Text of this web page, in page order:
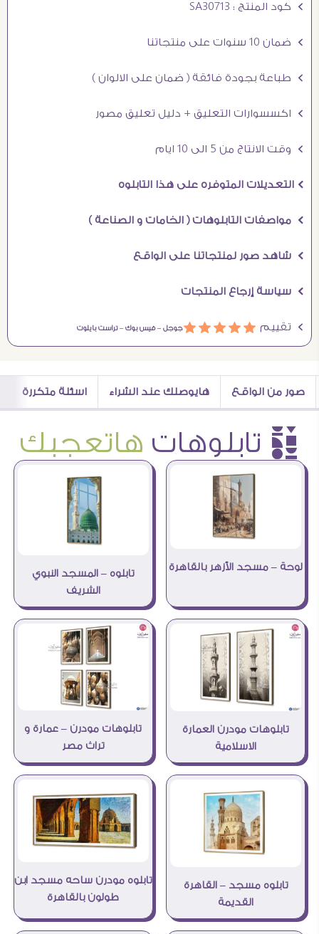
Ö كود المنتج : SA30713
Ö ضمان 10 سنوات على منتجاتنا
Ö طباعة بجودة فائقة ( ضمان على الالوان )
Ö اكسسوارات التعليق + دليل تعليق مصور
Ö وقت الانتاج من 5 الى 10 ايام
Ö التعديلات المتوفره على هذا التابلوه
Ö مواصفات التابلوهات ( الخامات و الصناعة )
Ö شاهد صور لمنتجاتنا على الواقع
Ö سياسة إرجاع المنتجات
Ö تقييم áááááجوجل –فيس بوك –تراست بايلوت
صور من الواقع هايوصلك عند الشراء اسئلة متكررة
è تابلوهات هاتعجبك
لوحة – مسجد الأزهر بالقاهرة
تابلوه – المسجد النبوي
الشريف
تابلوهات مودرن العمارة
الاسلامية
تابلوهات مودرن – عمارة و
تراث مصر
تابلوه مسجد – القاهرة
القديمة
تابلوه مودرن ساحه مسجد ابن
طولون بالقاهرة